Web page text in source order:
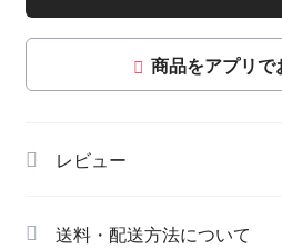
商品をアプリで
レビュー
送料・配送方法について